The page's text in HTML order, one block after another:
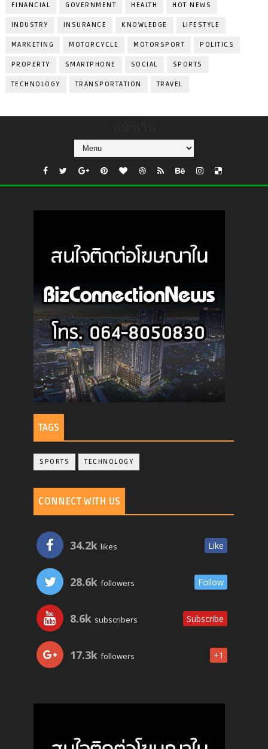
FINANCIAL GOVERNMENT HEALTH HOT NEWS
INDUSTRY INSURANCE KNOWLEDGE LIFESTYLE
MARKETING MOTORCYCLE MOTORSPORT POLITICS
PROPERTY SMARTPHONE SOCIAL SPORTS
TECHNOLOGY TRANSPORTATION TRAVEL
TAGS
SPORTS TECHNOLOGY
CONNECT WITH US
34.2k likes Like
28.6k followers Follow
8.6k subscribers Subscribe
17.3k followers +1